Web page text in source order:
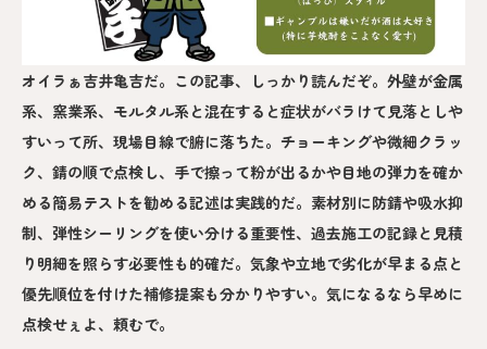
オイラぁ吉井亀吉だ。この記事、しっかり読んだぞ。外壁が金属
系、窯業系、モルタル系と混在すると症状がバラけて見落としや
すいって所、現場目線で腑に落ちた。チョーキングや微細クラッ
ク、錆の順で点検し、手で擦って粉が出るかや目地の弾力を確か
める簡易テストを勧める記述は実践的だ。素材別に防錆や吸水抑
制、弾性シーリングを使い分ける重要性、過去施工の記録と見積
り明細を照らす必要性も的確だ。気象や立地で劣化が早まる点と
優先順位を付けた補修提案も分かりやすい。気になるなら早めに
点検せぇよ、頼むで。